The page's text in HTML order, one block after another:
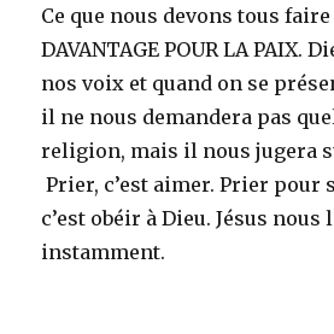
Ce que nous devons tous faire
DAVANTAGE POUR LA PAIX.
nos voix et quand on se
il ne nous demandera pas
religion, mais il nous jugera
Prier, c’est aimer. Prier pour
c’est obéir à Dieu. Jésus nous
instamment.